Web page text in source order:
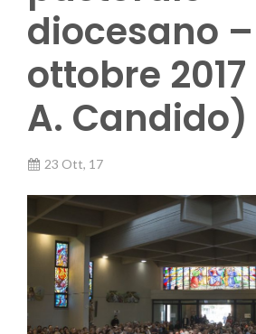
diocesano –
ottobre
A. Candido)
23 Ott, 17